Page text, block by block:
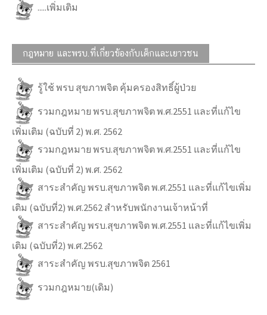
.....เพิ่มเติม
กฎหมาย และพรบ.ที่เกี่ยวข้องกับเด็กและเยาวชน
รู้ใช้ พรบ สุขภาพจิต คุ้มครองสิทธิ์ผู้ป่วย
รวมกฎหมาย พรบ.สุขภาพจิต พ.ศ.2551 และที่แก้ไข
เพิ่มเติม (ฉบับที่ 2) พ.ศ. 2562
รวมกฎหมาย พรบ.สุขภาพจิต พ.ศ.2551 และที่แก้ไข
เพิ่มเติม (ฉบับที่ 2) พ.ศ. 2562
สาระสำคัญ พรบ.สุขภาพจิต พ.ศ.2551 และที่แก้ไขเพิ่ม
เติม (ฉบับที่2) พ.ศ.2562 สำหรับพนักงานเจ้าหน้าที่
สาระสำคัญ พรบ.สุขภาพจิต พ.ศ.2551 และที่แก้ไขเพิ่ม
เติม (ฉบับที่2) พ.ศ.2562
สาระสำคัญ พรบ.สุขภาพจิต 2561
รวมกฎหมาย(เดิม)